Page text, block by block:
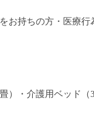
お持ちの方・医療行
）・介護用ベッド